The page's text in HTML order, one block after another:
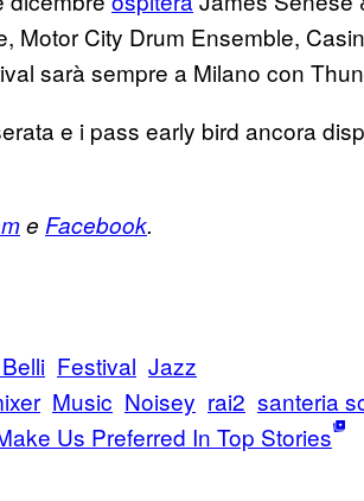
Motor City Drum Ensemble,
sarà sempre a Milano con
e i pass early bird ancora
e Facebook.
Festival Jazz
Music Noisey rai2 santeria
Us Preferred In Top Stories